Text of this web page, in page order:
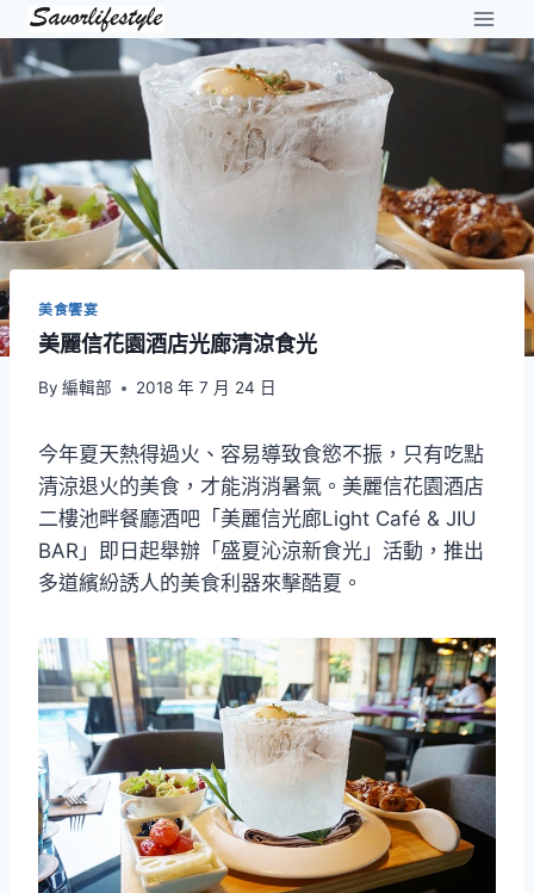
Skip
to
content
美食饗宴
美麗信花園酒店光廊清涼食光
By 編輯部 2018 年 7 月 24 日
今年夏天熱得過火、容易導致食慾不振，只有吃點
清涼退火的美食，才能消消暑氣。美麗信花園酒店
二樓池畔餐廳酒吧「美麗信光廊Light Café & JIU
BAR」即日起舉辦「盛夏沁涼新食光」活動，推出
多道繽紛誘人的美食利器來擊酷夏。